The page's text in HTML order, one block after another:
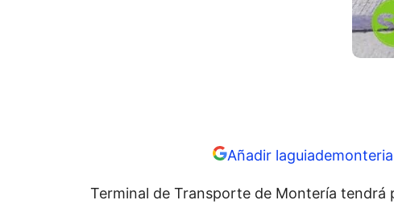
Añadir
Terminal de Transporte de Montería tendrá